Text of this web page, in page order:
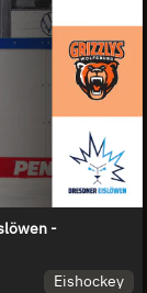
-
Eishockey